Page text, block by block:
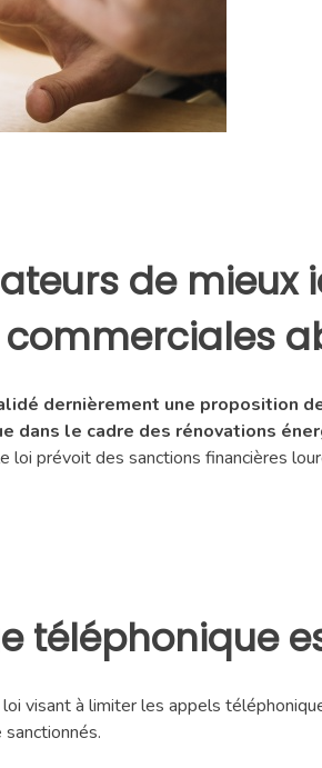
de mieux
dernièrement une proposition
dans le cadre des rénovations
loi prévoit des sanctions financières
téléphonique
loi visant à limiter les appels